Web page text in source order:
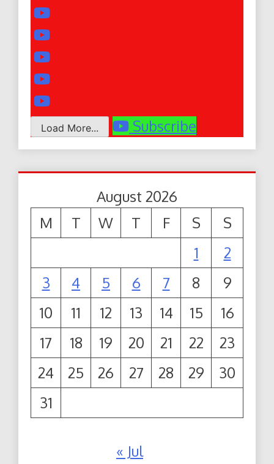
Load More... Subscribe
August 2026
M
T W T F S
S
1
2
3
4 5 6 7 8
9
10
11 12 13 14 15
16
17
18 19 20 21 22
23
24
25 26 27 28 29
30
31
« Jul